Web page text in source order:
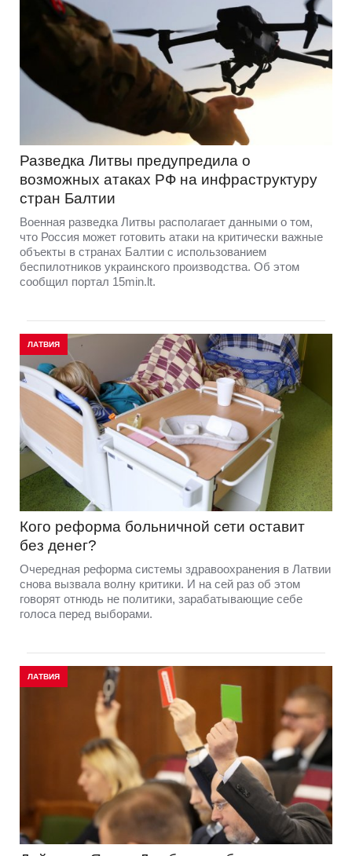
Разведка Литвы предупредила о
возможных атаках РФ на инфраструктуру
стран Балтии
Военная разведка Литвы располагает данными о том,
что Россия может готовить атаки на критически важные
объекты в странах Балтии с использованием
беспилотников украинского производства. Об этом
сообщил портал 15min.lt.
ЛАТВИЯ
Кого реформа больничной сети оставит
без денег?
Очередная реформа системы здравоохранения в Латвии
снова вызвала волну критики. И на сей раз об этом
говорят отнюдь не политики, зарабатывающие себе
голоса перед выборами.
ЛАТВИЯ